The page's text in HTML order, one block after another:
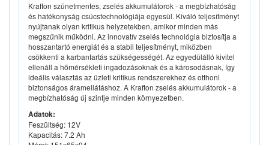
Krafton szünetmentes, zselés akkumulátorok - a megbízhatóság
és hatékonyság csúcstechnológiája egyesül. Kiváló teljesítményt
nyújtanak olyan kritikus helyzetekben, amikor minden más
megszűnik működni. Az innovatív zselés technológia biztosítja a
hosszantartó energiát és a stabil teljesítményt, miközben
csökkenti a karbantartás szükségességét. Az egyedülálló kivitel
ellenáll a hőmérsékleti ingadozásoknak és a károsodásnak, így
ideális választás az üzleti kritikus rendszerekhez és otthoni
biztonságos áramellátáshoz. A Krafton zselés akkumulátorok - a
megbízhatóság új szintje minden környezetben.
Adatok:
Feszültség: 12V
Kapacitás: 7.2 Ah